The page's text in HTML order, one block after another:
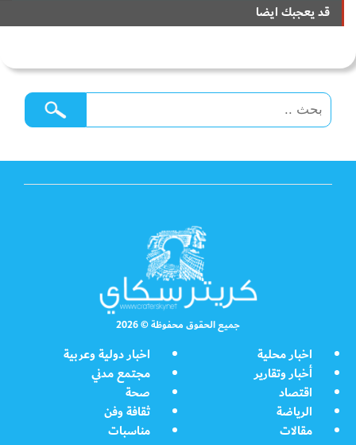
قد يعجبك ايضا
جميع الحقوق محفوظة © 2026
اخبار محلية
اخبار دولية وعربية
أخبار وتقارير
مجتمع مدني
اقتصاد
صحة
الرياضة
ثقافة وفن
مقالات
مناسبات